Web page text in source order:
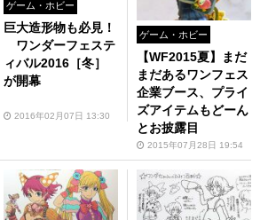
ゲーム・ホビー
巨大造形物も必見！
ワンダーフェステ
ィバル2016［冬］
が開幕
2016年02月07日 13:30
ゲーム・ホビー
【WF2015夏】まだ
まだあるワンフェス
企業ブース、プライ
ズアイテムもどーん
とお披露目
2015年07月28日 19:54